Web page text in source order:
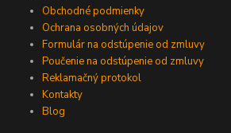
Obchodné podmienky
Ochrana osobných údajov
Formulár na odstúpenie od zmluvy
Poučenie na odstúpenie od zmluvy
Reklamačný protokol
Kontakty
Blog